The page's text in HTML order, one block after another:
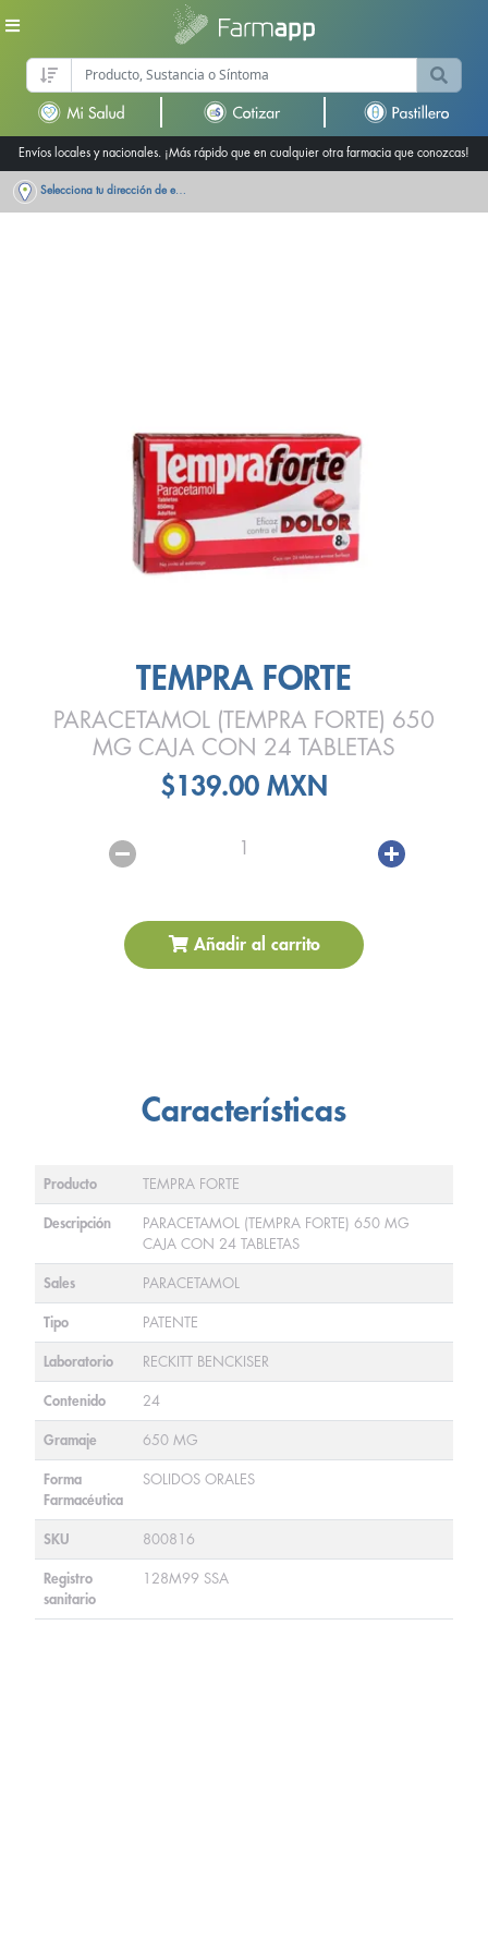
Envíos locales y nacionales. ¡Más rápido que en cualquier otra farmacia que conozcas!
Selecciona tu dirección de entrega
TEMPRA FORTE
PARACETAMOL (TEMPRA FORTE) 650
MG CAJA CON 24 TABLETAS
$139.00 MXN
1
Añadir al carrito
Características
Producto TEMPRA FORTE
Descripción
PARACETAMOL (TEMPRA FORTE) 650 MG
CAJA CON 24 TABLETAS
Sales PARACETAMOL
Tipo PATENTE
Laboratorio RECKITT BENCKISER
Contenido 24
Gramaje 650 MG
Forma
Farmacéutica
SOLIDOS ORALES
SKU 800816
Registro
sanitario
128M99 SSA